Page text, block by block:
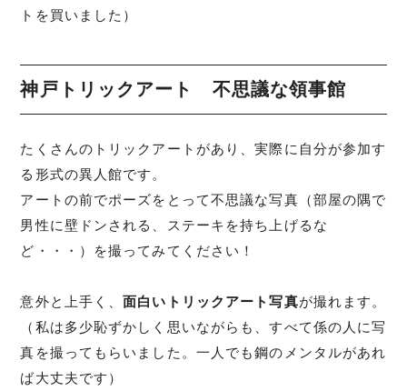
トを買いました）
神戸トリックアート 不思議な領事館
たくさんのトリックアートがあり、実際に自分が参加す
る形式の異人館です。
アートの前でポーズをとって不思議な写真（部屋の隅で
男性に壁ドンされる、ステーキを持ち上げるな
ど・・・）を撮ってみてください！
意外と上手く、面白いトリックアート写真が撮れます。
（私は多少恥ずかしく思いながらも、すべて係の人に写
真を撮ってもらいました。一人でも鋼のメンタルがあれ
ば大丈夫です）